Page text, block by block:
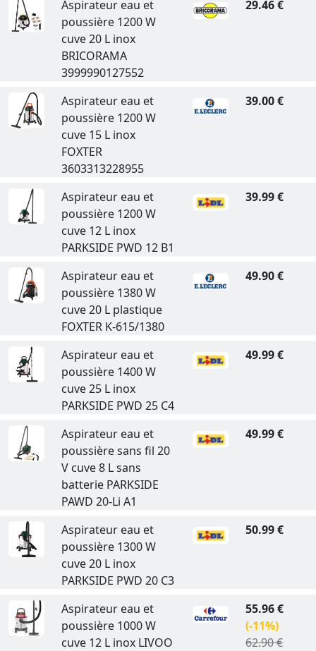
Aspirateur eau et
poussière 1200 W
cuve 20 L inox
BRICORAMA
3999990127552
29.46 €
Aspirateur eau et
poussière 1200 W
cuve 15 L inox
FOXTER
3603313228955
39.00 €
Aspirateur eau et
poussière 1200 W
cuve 12 L inox
PARKSIDE PWD 12 B1
39.99 €
Aspirateur eau et
poussière 1380 W
cuve 20 L plastique
FOXTER K-615/1380
49.90 €
Aspirateur eau et
poussière 1400 W
cuve 25 L inox
PARKSIDE PWD 25 C4
49.99 €
Aspirateur eau et
poussière sans fil 20
V cuve 8 L sans
batterie PARKSIDE
PAWD 20-Li A1
49.99 €
Aspirateur eau et
poussière 1300 W
cuve 20 L inox
PARKSIDE PWD 20 C3
50.99 €
Aspirateur eau et
poussière 1000 W
cuve 12 L inox LIVOO
55.96 €
(-11%)
62.90 €